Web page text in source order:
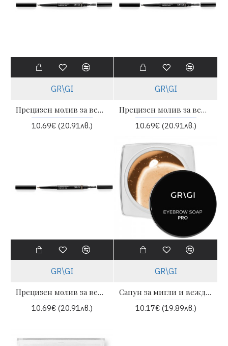
GR\GI
Прецизен молив за вежди с апликатор - 11 | GRIGI
10.69€ (20.91лв.)
GR\GI
Прецизен молив за вежди с апликатор - 12 | GRIGI
10.69€ (20.91лв.)
GR\GI
Прецизен молив за вежди с апликатор - 13 | GRIGI
10.69€ (20.91лв.)
GR\GI
Сапун за мигли и вежди | GRIGI
10.17€ (19.89лв.)